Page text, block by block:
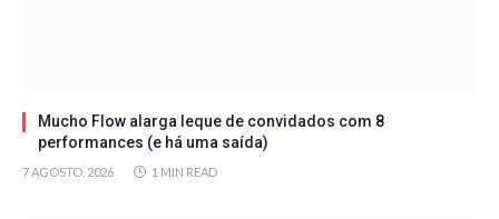
Mucho Flow alarga leque de convidados com 8
performances (e há uma saída)
7 AGOSTO, 2026 1 MIN READ